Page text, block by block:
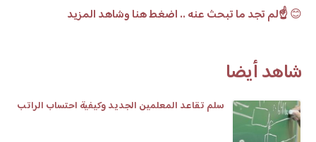
😊☝️لم تجد ما تبحث عنه .. اضغط هنا وشاهد المزيد
شاهد أيضا
سلم تقاعد المعلمين الجديد وكيفية احتساب الراتب